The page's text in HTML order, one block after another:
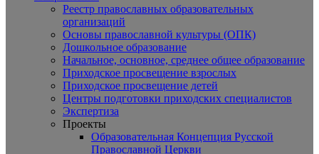
Реестр православных образовательных
организаций
Основы православной культуры (ОПК)
Дошкольное образование
Начальное, основное, среднее общее образование
Приходское просвещение взрослых
Приходское просвещение детей
Центры подготовки приходских специалистов
Экспертиза
Проекты
Образовательная Концепция Русской
Православной Церкви